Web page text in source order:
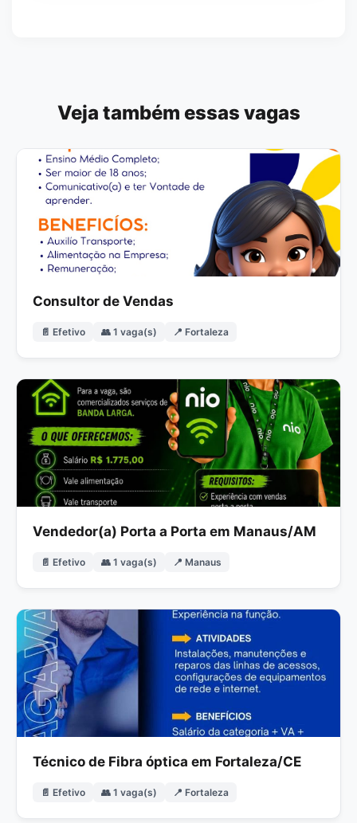
Veja também essas vagas
Consultor de Vendas
📄 Efetivo 👥 1 vaga(s) 📍 Fortaleza
Vendedor(a) Porta a Porta em Manaus/AM
📄 Efetivo 👥 1 vaga(s) 📍 Manaus
Técnico de Fibra óptica em Fortaleza/CE
📄 Efetivo 👥 1 vaga(s) 📍 Fortaleza